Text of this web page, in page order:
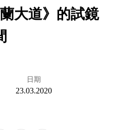
大道》的試鏡
日期
23.03.2020